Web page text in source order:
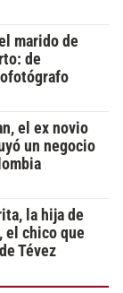
marido de
de
el ex novio
un negocio
la hija de
el chico que
Tévez